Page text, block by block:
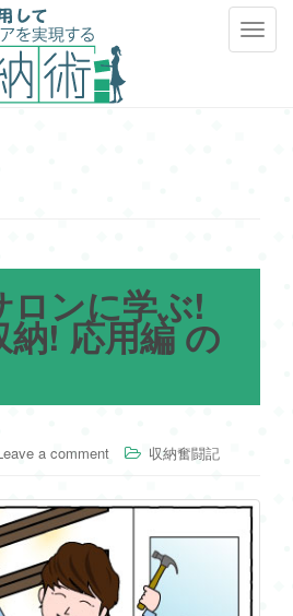
T
o
n
ロンに学ぶ!
納! 応用編 の
a comment 収納奮闘記